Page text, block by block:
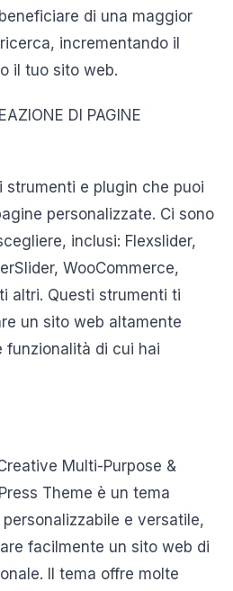
di una maggior
incrementando il
il tuo sito web.
DI PAGINE
strumenti e plugin che puoi
personalizzate. Ci sono
inclusi: Flexslider,
WooCommerce,
altri. Questi strumenti ti
un sito web altamente
funzionalità di cui hai
Multi-Purpose &
Theme è un tema
e versatile,
facilmente un sito web di
Il tema offre molte